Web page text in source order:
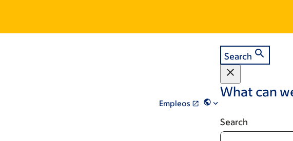
Empleos
Search
What can
Search